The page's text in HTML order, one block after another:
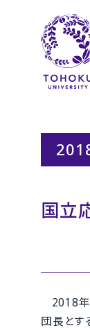
国立
2018
団長とす